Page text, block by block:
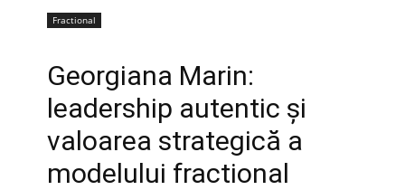
Fractional
Georgiana Marin:
leadership autentic și
valoarea strategică a
modelului fractional